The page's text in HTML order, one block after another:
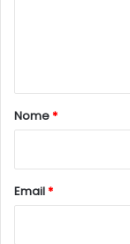
r
*
Nome*
Email*